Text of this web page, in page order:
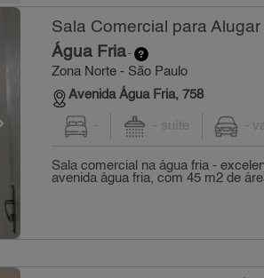
Sala Comercial para
Água Fria-
Zona Norte - São Paulo
Avenida Água Fria, 758
- - suíte -
Sala comercial na água fria -
avenida água fria, com 45 m2 de